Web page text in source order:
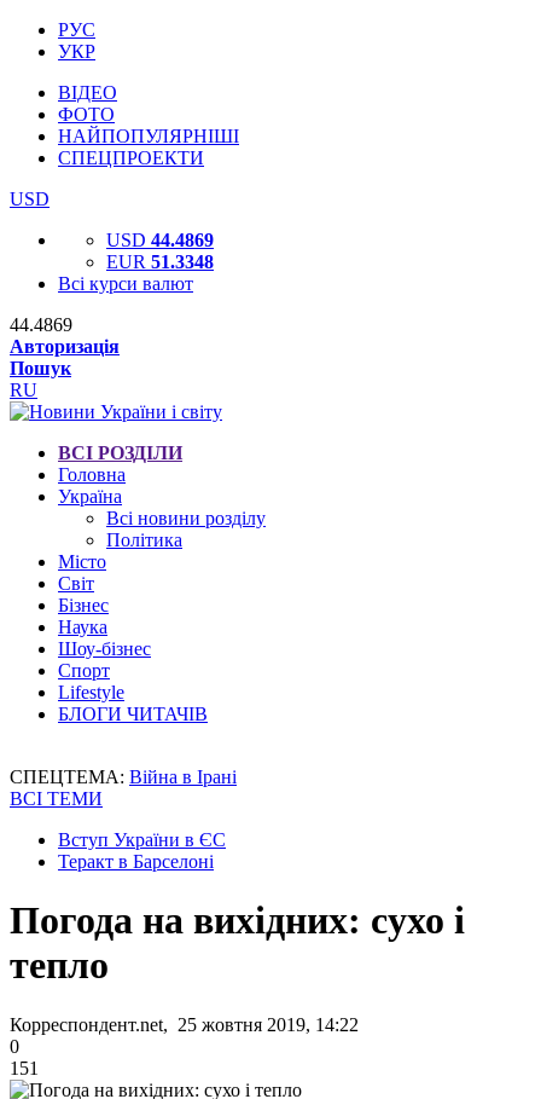
РУС
УКР
ВІДЕО
ФОТО
НАЙПОПУЛЯРНІШІ
СПЕЦПРОЕКТИ
USD
USD 44.4869
EUR 51.3348
Всі курси валют
44.4869
Авторизація
Пошук
RU
ВСІ РОЗДІЛИ
Головна
Україна
Всі новини розділу
Політика
Місто
Світ
Бізнес
Наука
Шоу-бізнес
Спорт
Lifestyle
БЛОГИ ЧИТАЧІВ
СПЕЦТЕМА: Війна в Ірані
ВСІ ТЕМИ
Вступ України в ЄС
Теракт в Барселоні
Погода на вихідних: сухо і
тепло
Корреспондент.net, 25 жовтня 2019, 14:22
0
151